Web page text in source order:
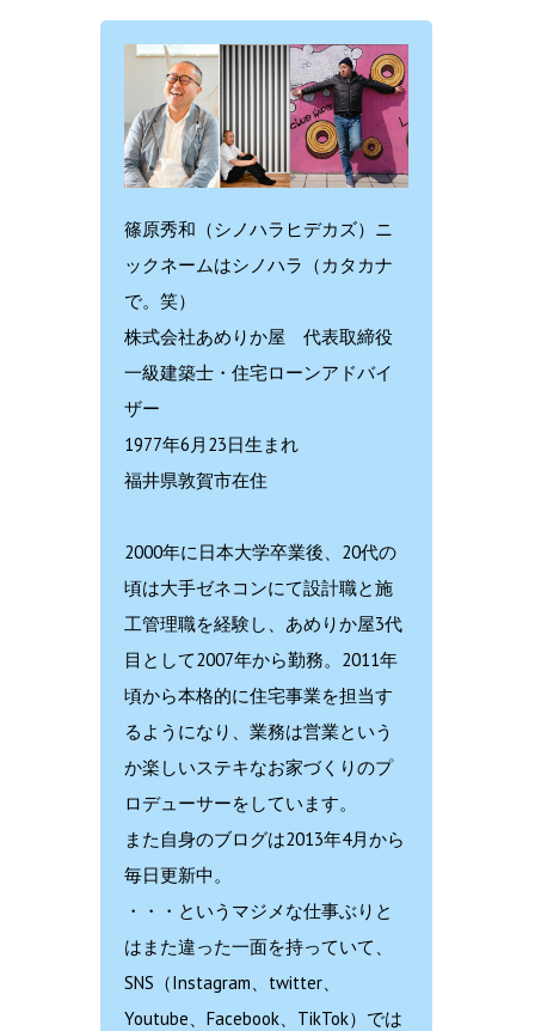
篠原秀和（シノハラヒデカズ）ニ
ックネームはシノハラ（カタカナ
で。笑）
株式会社あめりか屋 代表取締役
一級建築士・住宅ローンアドバイ
ザー
1977年6月23日生まれ
福井県敦賀市在住
2000年に日本大学卒業後、20代の
頃は大手ゼネコンにて設計職と施
工管理職を経験し、あめりか屋3代
目として2007年から勤務。2011年
頃から本格的に住宅事業を担当す
るようになり、業務は営業という
か楽しいステキなお家づくりのプ
ロデューサーをしています。
また自身のブログは2013年4月から
毎日更新中。
・・・というマジメな仕事ぶりと
はまた違った一面を持っていて、
SNS（Instagram、twitter、
Youtube、Facebook、TikTok）では